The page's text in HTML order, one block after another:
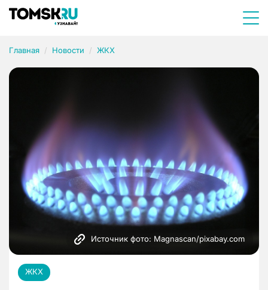
Главная Новости ЖКХ
Источник фото: Magnascan/pixabay.com
ЖКХ